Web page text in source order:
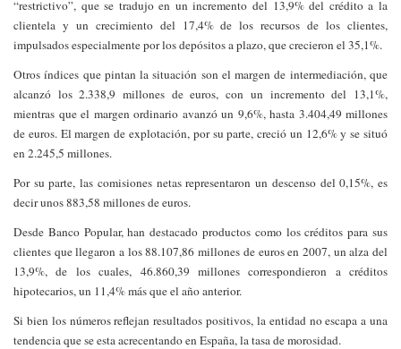
“restrictivo”, que se tradujo en un incremento del 13,9% del crédito a la
clientela y un crecimiento del 17,4% de los recursos de los clientes,
impulsados especialmente por los depósitos a plazo, que crecieron el 35,1%.
Otros índices que pintan la situación son el margen de intermediación, que
alcanzó los 2.338,9 millones de euros, con un incremento del 13,1%,
mientras que el margen ordinario avanzó un 9,6%, hasta 3.404,49 millones
de euros. El margen de explotación, por su parte, creció un 12,6% y se situó
en 2.245,5 millones.
Por su parte, las comisiones netas representaron un descenso del 0,15%, es
decir unos 883,58 millones de euros.
Desde Banco Popular, han destacado productos como los créditos para sus
clientes que llegaron a los 88.107,86 millones de euros en 2007, un alza del
13,9%, de los cuales, 46.860,39 millones correspondieron a créditos
hipotecarios, un 11,4% más que el año anterior.
Si bien los números reflejan resultados positivos, la entidad no escapa a una
tendencia que se esta acrecentando en España, la tasa de morosidad.